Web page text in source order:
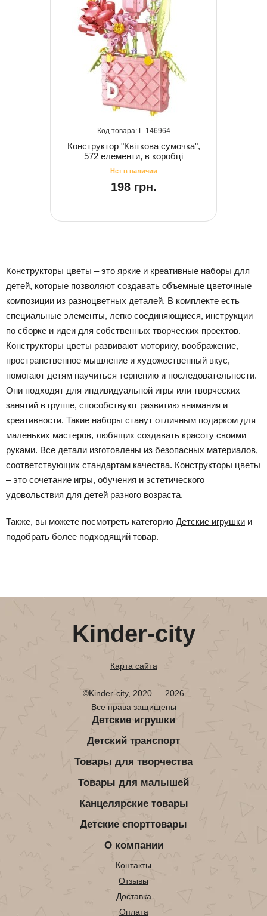
146964
Конструктор "Квіткова сумочка",
572 елементи, в коробці
198 грн.
Конструкторы цветы – это яркие и креативные наборы для
детей, которые позволяют создавать объемные цветочные
композиции из разноцветных деталей. В комплекте есть
специальные элементы, легко соединяющиеся, инструкции
по сборке и идеи для собственных творческих проектов.
Конструкторы цветы развивают моторику, воображение,
пространственное мышление и художественный вкус,
помогают детям научиться терпению и последовательности.
Они подходят для индивидуальной игры или творческих
занятий в группе, способствуют развитию внимания и
креативности. Такие наборы станут отличным подарком для
маленьких мастеров, любящих создавать красоту своими
руками. Все детали изготовлены из безопасных материалов,
соответствующих стандартам качества. Конструкторы цветы
– это сочетание игры, обучения и эстетического
удовольствия для детей разного возраста.
Также, вы можете посмотреть категорию Детские игрушки и
подобрать более подходящий товар.
Kinder-city
Карта сайта
©Kinder-city, 2020 — 2026
Все права защищены
Детские игрушки
Детский транспорт
Товары для творчества
Товары для малышей
Канцелярские товары
Детские спорттовары
О компании
Контакты
Отзывы
Доставка
Оплата